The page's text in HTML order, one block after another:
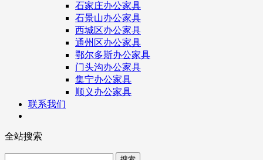
石家庄办公家具
石景山办公家具
西城区办公家具
通州区办公家具
鄂尔多斯办公家具
门头沟办公家具
集宁办公家具
顺义办公家具
联系我们
全站搜索